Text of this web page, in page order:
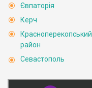
Євпаторія
Керч
Красноперекопський
район
Севастополь